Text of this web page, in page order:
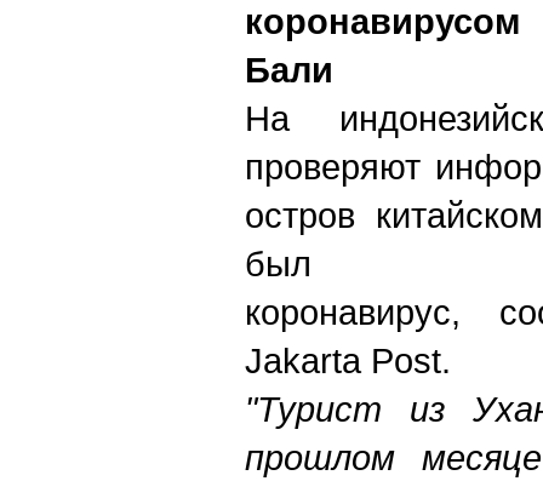
Бали
На
проверяют
остров
был
коронавирус,
Jakarta Post.
"Турист из
прошлом